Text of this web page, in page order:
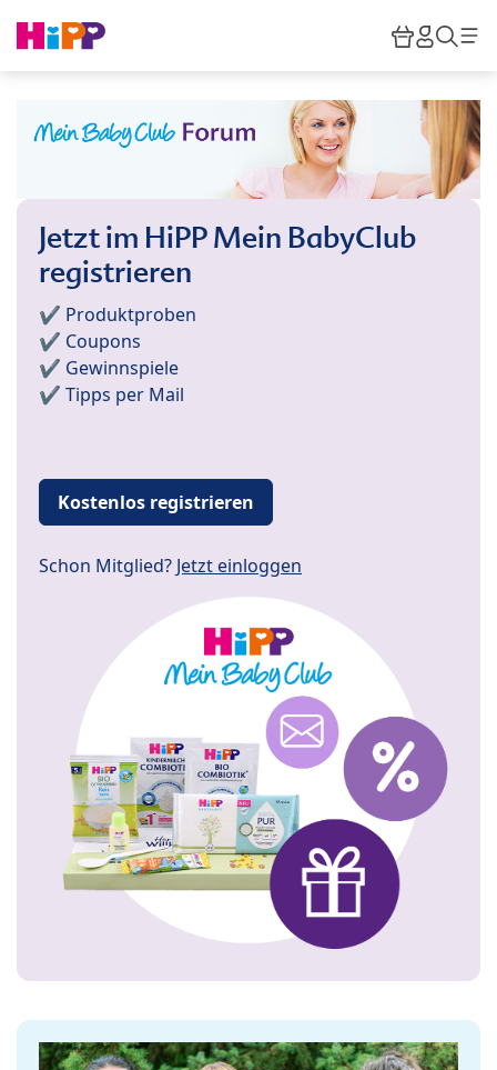
HiPP
Jetzt im HiPP Mein BabyClub
registrieren
✔️ Produktproben
✔️ Coupons
✔️ Gewinnspiele
✔️ Tipps per Mail
Kostenlos registrieren
Schon Mitglied? Jetzt einloggen